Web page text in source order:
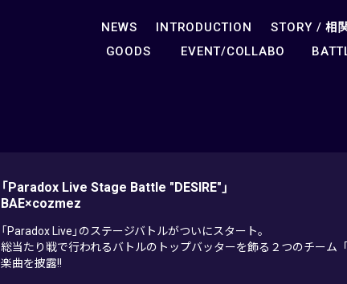
NEWS INTRODUCTION STORY /相
GOODS
EVENT/COLLABO
「Paradox Live Stage Battle "DESIRE"」
BAE×cozmez
「Paradox Live」のステージバトルがついにスタート。
総当たり戦で行われるバトルのトップバッターを飾る２つのチーム「
楽曲を披露!!